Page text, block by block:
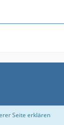
Seite erklären